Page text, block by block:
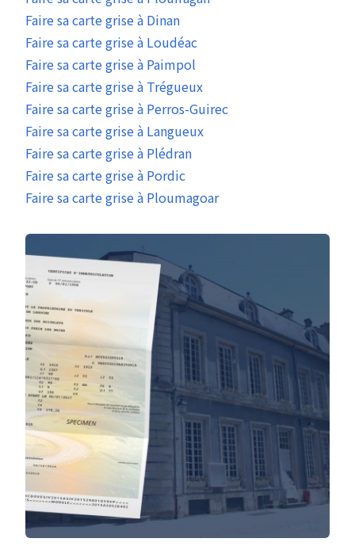
Faire sa carte grise à Dinan
Faire sa carte grise à Loudéac
Faire sa carte grise à Paimpol
Faire sa carte grise à Trégueux
Faire sa carte grise à Perros-Guirec
Faire sa carte grise à Langueux
Faire sa carte grise à Plédran
Faire sa carte grise à Pordic
Faire sa carte grise à Ploumagoar